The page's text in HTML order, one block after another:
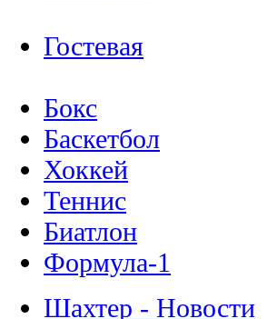
Гостевая
Бокс
Баскетбол
Хоккей
Теннис
Биатлон
Формула-1
Шахтер - Новости